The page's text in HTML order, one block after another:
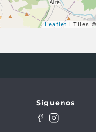
Leaflet | Tiles ©
Síguenos